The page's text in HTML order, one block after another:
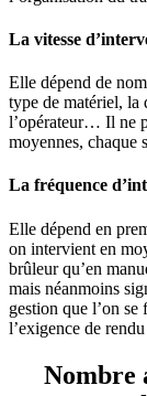
La vitesse
Elle dépend de
type de matériel, la
l’opérateur… Il ne
moyennes, chaque
La fréquence
Elle dépend en
on intervient en
brûleur qu’en
mais néanmoins
gestion que l’on
l’exigence de
Nombre